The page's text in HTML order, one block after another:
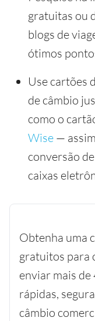
gratuitas ou
blogs de
ótimos
Use cartões
de câmbio
como o
Wise —
conversão
caixas
Obtenha uma
gratuitos para
enviar mais de
rápidas,
câmbio